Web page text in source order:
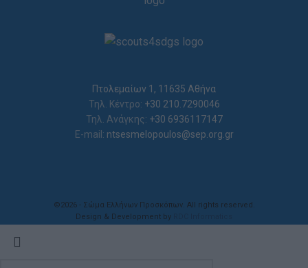
Πτολεμαίων 1, 11635 Αθήνα
Τηλ. Κέντρο: +30 210.7290046
Τηλ. Ανάγκης: +30 6936117147
E-mail: ntsesmelopoulos@sep.org.gr
©2026 - Σώμα Ελλήνων Προσκόπων. All rights reserved.
Design & Development by